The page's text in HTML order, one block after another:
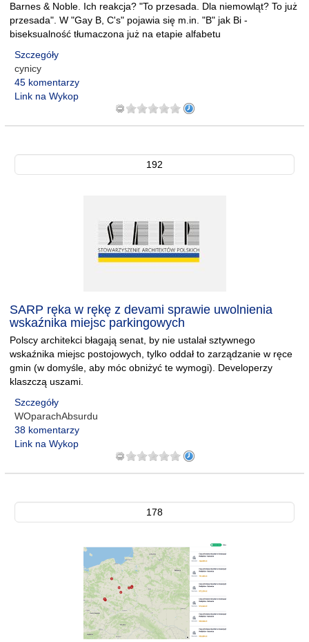
Barnes & Noble. Ich reakcja? "To przesada. Dla niemowląt? To już
przesada". W "Gay B, C's" pojawia się m.in. "B" jak Bi -
biseksualność tłumaczona już na etapie alfabetu
Szczegóły
cynicy
45 komentarzy
Link na Wykop
192
SARP ręka w rękę z devami sprawie uwolnienia
wskaźnika miejsc parkingowych
Polscy architekci błagają senat, by nie ustalał sztywnego
wskaźnika miejsc postojowych, tylko oddał to zarządzanie w ręce
gmin (w domyśle, aby móc obniżyć te wymogi). Developerzy
klaszczą uszami.
Szczegóły
WOparachAbsurdu
38 komentarzy
Link na Wykop
178